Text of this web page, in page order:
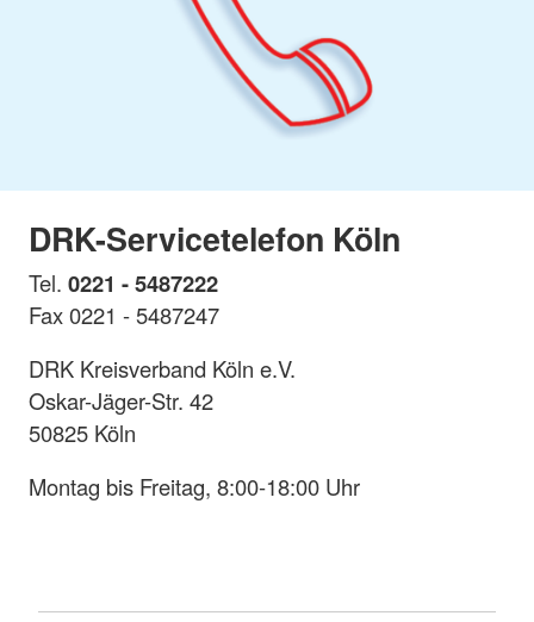
DRK-Servicetelefon Köln
Tel. 0221 - 5487222
Fax 0221 - 5487247
DRK Kreisverband Köln e.V.
Oskar-Jäger-Str. 42
50825 Köln
Montag bis Freitag, 8:00-18:00 Uhr